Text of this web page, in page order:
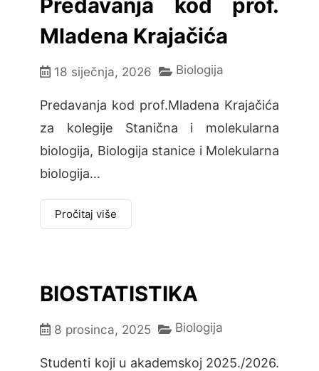
Predavanja kod prof.
Mladena Krajačića
18 siječnja, 2026 Biologija
Predavanja kod prof.Mladena Krajačića
za kolegije Stanična i molekularna
biologija, Biologija stanice i Molekularna
biologija…
Pročitaj više
BIOSTATISTIKA
8 prosinca, 2025 Biologija
Studenti koji u akademskoj 2025./2026.